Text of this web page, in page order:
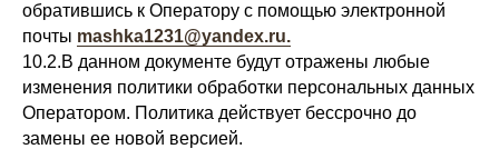
обратившись к Оператору с помощью электронной
почты mashka1231@yandex.ru.
10.2.В данном документе будут отражены любые
изменения политики обработки персональных данных
Оператором. Политика действует бессрочно до
замены ее новой версией.